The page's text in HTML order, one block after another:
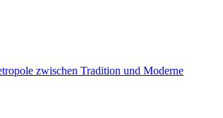
zwischen Tradition und Moderne